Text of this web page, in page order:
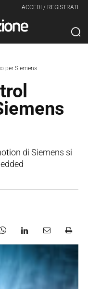
ACCEDI / REGISTRATI
per Siemens
di Siemens si